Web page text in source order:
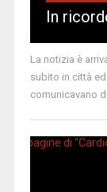
In
La notizia è
subito in città
comunicavano